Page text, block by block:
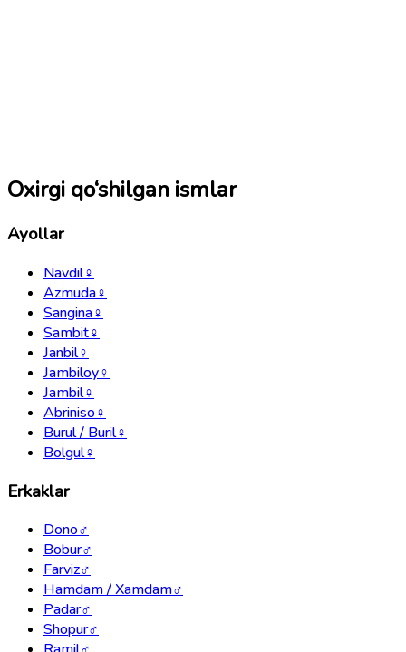
Oxirgi qo‘shilgan ismlar
Ayollar
Navdil♀
Azmuda♀
Sangina♀
Sambit♀
Janbil♀
Jambiloy♀
Jambil♀
Abriniso♀
Burul / Buril♀
Bolgul♀
Erkaklar
Dono♂
Bobur♂
Farviz♂
Hamdam / Xamdam♂
Padar♂
Shopur♂